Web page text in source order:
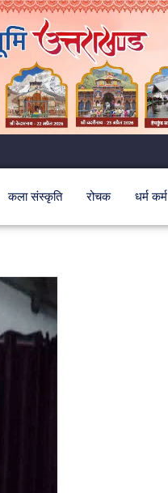
कला संस्कृति रोचक धर्म कर्म